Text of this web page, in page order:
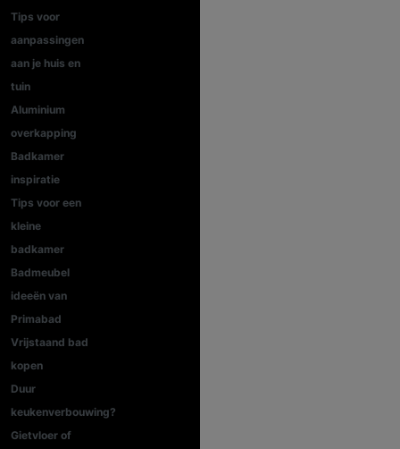
Tips voor
aanpassingen
aan je huis en
tuin
Aluminium
overkapping
Badkamer
inspiratie
Tips voor een
kleine
badkamer
Badmeubel
ideeën van
Primabad
Vrijstaand bad
kopen
Duur
keukenverbouwing?
Gietvloer of